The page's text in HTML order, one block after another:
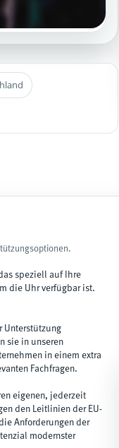
speziell auf Ihre
die Uhr verfügbar ist.
Unterstützung
sie in unseren
in einem extra
Fachfragen.
eigenen, jederzeit
den Leitlinien der EU-
Anforderungen der
modernster